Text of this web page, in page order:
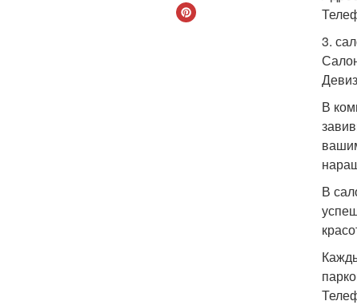
3.
В
В